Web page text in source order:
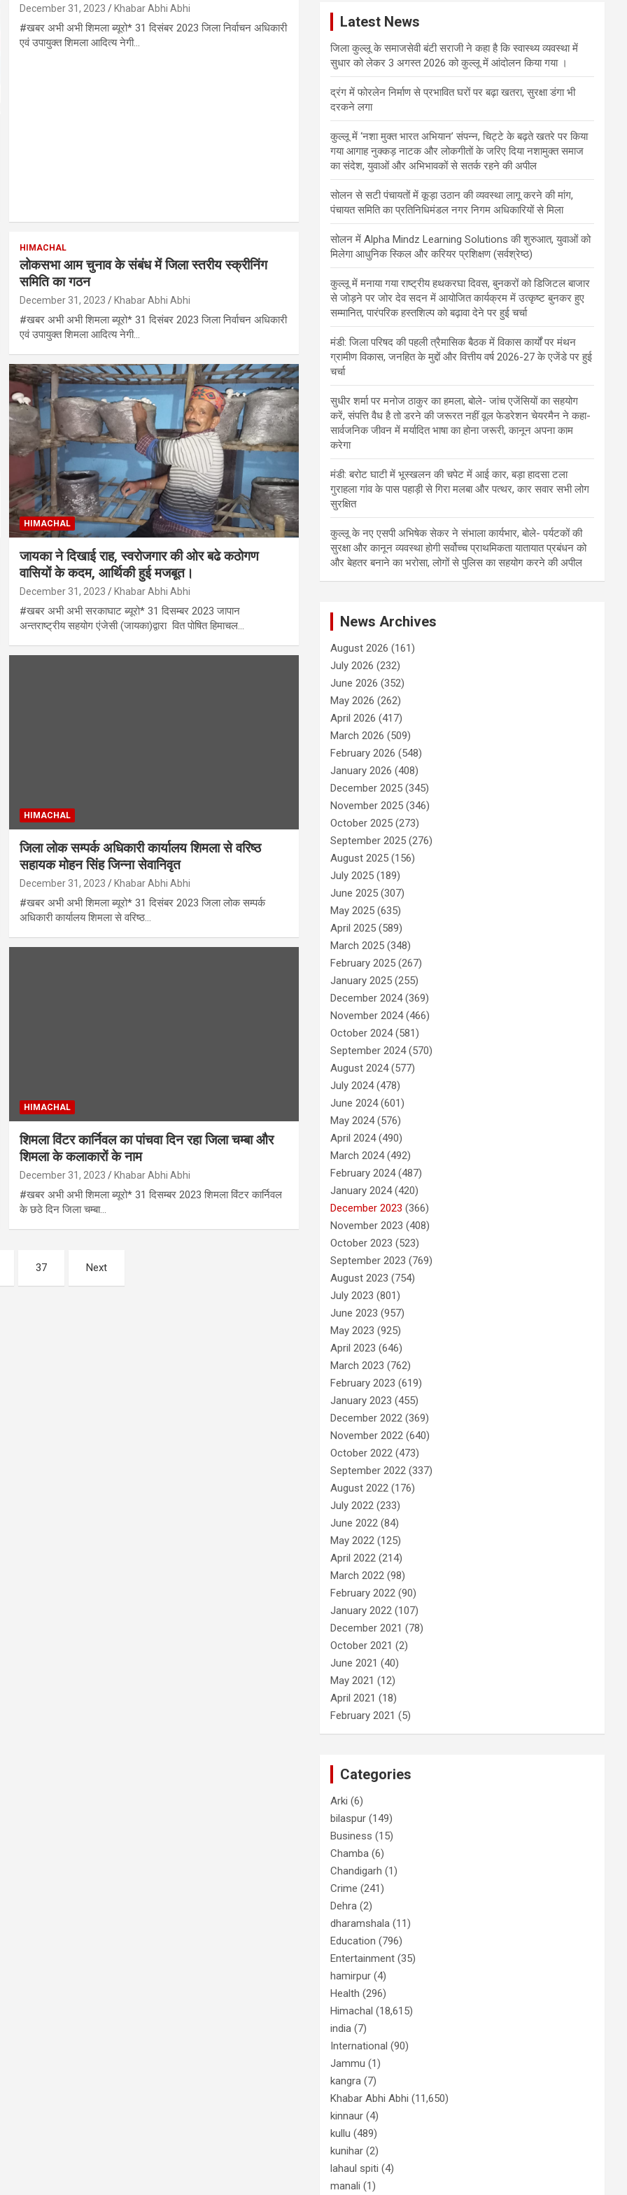
December 31, 2023 Khabar Abhi Abhi
#खबर अभी अभी शिमला ब्यूरो* 31 दिसंबर 2023 जिला निर्वाचन अधिकारी
एवं उपायुक्त शिमला आदित्य नेगी…
HIMACHAL
लोकसभा आम चुनाव के संबंध में जिला स्तरीय स्क्रीनिंग
समिति का गठन
December 31, 2023 Khabar Abhi Abhi
#खबर अभी अभी शिमला ब्यूरो* 31 दिसंबर 2023 जिला निर्वाचन अधिकारी
एवं उपायुक्त शिमला आदित्य नेगी…
HIMACHAL
जायका ने दिखाई राह, स्वरोजगार की ओर बढे कठोगण
वासियों के कदम, आर्थिकी हुई मजबूत।
December 31, 2023 Khabar Abhi Abhi
#खबर अभी अभी सरकाघाट ब्यूरो* 31 दिसम्बर 2023 जापान
अन्तराष्ट्रीय सहयोग एंजेसी (जायका)द्वारा वित पोषित हिमाचल…
HIMACHAL
जिला लोक सम्पर्क अधिकारी कार्यालय शिमला से वरिष्ठ
सहायक मोहन सिंह जिन्ना सेवानिवृत
December 31, 2023 Khabar Abhi Abhi
#खबर अभी अभी शिमला ब्यूरो* 31 दिसंबर 2023 जिला लोक सम्पर्क
अधिकारी कार्यालय शिमला से वरिष्ठ…
HIMACHAL
शिमला विंटर कार्निवल का पांचवा दिन रहा जिला चम्बा और
शिमला के कलाकारों के नाम
December 31, 2023 Khabar Abhi Abhi
#खबर अभी अभी शिमला ब्यूरो* 31 दिसम्बर 2023 शिमला विंटर कार्निवल
के छठे दिन जिला चम्बा…
37 Next
Latest News
जिला कुल्लू के समाजसेवी बंटी सराजी ने कहा है कि स्वास्थ्य व्यवस्था में
सुधार को लेकर 3 अगस्त 2026 को कुल्लू में आंदोलन किया गया ।
द्रंग में फोरलेन निर्माण से प्रभावित घरों पर बढ़ा खतरा, सुरक्षा डंगा भी
दरकने लगा
कुल्लू में ‘नशा मुक्त भारत अभियान’ संपन्न, चिट्टे के बढ़ते खतरे पर किया
गया आगाह नुक्कड़ नाटक और लोकगीतों के जरिए दिया नशामुक्त समाज
का संदेश, युवाओं और अभिभावकों से सतर्क रहने की अपील
सोलन से सटी पंचायतों में कूड़ा उठान की व्यवस्था लागू करने की मांग,
पंचायत समिति का प्रतिनिधिमंडल नगर निगम अधिकारियों से मिला
सोलन में Alpha Mindz Learning Solutions की शुरुआत, युवाओं को
मिलेगा आधुनिक स्किल और करियर प्रशिक्षण (सर्वश्रेष्ठ)
कुल्लू में मनाया गया राष्ट्रीय हथकरघा दिवस, बुनकरों को डिजिटल बाजार
से जोड़ने पर जोर देव सदन में आयोजित कार्यक्रम में उत्कृष्ट बुनकर हुए
सम्मानित, पारंपरिक हस्तशिल्प को बढ़ावा देने पर हुई चर्चा
मंडी: जिला परिषद की पहली त्रैमासिक बैठक में विकास कार्यों पर मंथन
ग्रामीण विकास, जनहित के मुद्दों और वित्तीय वर्ष 2026-27 के एजेंडे पर हुई
चर्चा
सुधीर शर्मा पर मनोज ठाकुर का हमला, बोले- जांच एजेंसियों का सहयोग
करें, संपत्ति वैध है तो डरने की जरूरत नहीं वूल फेडरेशन चेयरमैन ने कहा-
सार्वजनिक जीवन में मर्यादित भाषा का होना जरूरी, कानून अपना काम
करेगा
मंडी: बरोट घाटी में भूस्खलन की चपेट में आई कार, बड़ा हादसा टला
गुराहला गांव के पास पहाड़ी से गिरा मलबा और पत्थर, कार सवार सभी लोग
सुरक्षित
कुल्लू के नए एसपी अभिषेक सेकर ने संभाला कार्यभार, बोले- पर्यटकों की
सुरक्षा और कानून व्यवस्था होगी सर्वोच्च प्राथमिकता यातायात प्रबंधन को
और बेहतर बनाने का भरोसा, लोगों से पुलिस का सहयोग करने की अपील
News Archives
August 2026 (161)
July 2026 (232)
June 2026 (352)
May 2026 (262)
April 2026 (417)
March 2026 (509)
February 2026 (548)
January 2026 (408)
December 2025 (345)
November 2025 (346)
October 2025 (273)
September 2025 (276)
August 2025 (156)
July 2025 (189)
June 2025 (307)
May 2025 (635)
April 2025 (589)
March 2025 (348)
February 2025 (267)
January 2025 (255)
December 2024(369)
November 2024(466)
October 2024(581)
September 2024(570)
August 2024(577)
July 2024(478)
June 2024(601)
May 2024(576)
April 2024(490)
March 2024(492)
February 2024(487)
January 2024(420)
December 2023 (366)
November 2023 (408)
October 2023 (523)
September 2023 (769)
August 2023 (754)
July 2023 (801)
June 2023 (957)
May 2023 (925)
April 2023 (646)
March 2023 (762)
February 2023 (619)
January 2023 (455)
December 2022 (369)
November 2022 (640)
October 2022 (473)
September 2022 (337)
August 2022 (176)
July 2022 (233)
June 2022 (84)
May 2022 (125)
April 2022 (214)
March 2022 (98)
February 2022 (90)
January 2022 (107)
December 2021 (78)
October 2021 (2)
June 2021 (40)
May 2021 (12)
April 2021 (18)
February 2021 (5)
Categories
Arki (6)
bilaspur (149)
Business (15)
Chamba (6)
Chandigarh (1)
Crime (241)
Dehra (2)
dharamshala (11)
Education (796)
Entertainment (35)
hamirpur (4)
Health (296)
Himachal (18,615)
india (7)
International (90)
Jammu (1)
kangra (7)
Khabar Abhi Abhi (11,650)
kinnaur (4)
kullu (489)
kunihar (2)
lahaul spiti (4)
manali (1)